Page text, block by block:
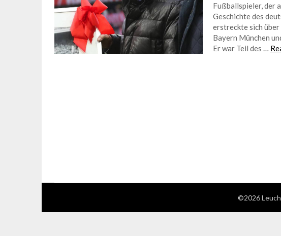
Fußballspieler, der
Geschichte des
erstreckte sich über
Bayern München
Er war Teil des …
©2026